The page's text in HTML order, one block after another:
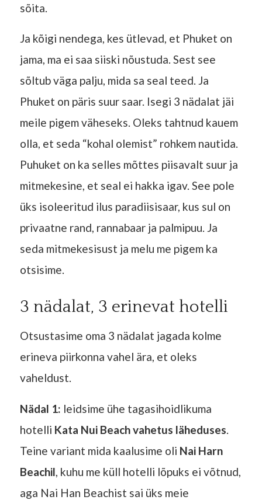
sõita.
Ja kõigi nendega, kes ütlevad, et Phuket on
jama, ma ei saa siiski nõustuda. Sest see
sõltub väga palju, mida sa seal teed. Ja
Phuket on päris suur saar. Isegi 3 nädalat jäi
meile pigem väheseks. Oleks tahtnud kauem
olla, et seda “kohal olemist” rohkem nautida.
Puhuket on ka selles mõttes piisavalt suur ja
mitmekesine, et seal ei hakka igav. See pole
üks isoleeritud ilus paradiisisaar, kus sul on
privaatne rand, rannabaar ja palmipuu. Ja
seda mitmekesisust ja melu me pigem ka
otsisime.
3 nädalat, 3 erinevat hotelli
Otsustasime oma 3 nädalat jagada kolme
erineva piirkonna vahel ära, et oleks
vaheldust.
Nädal 1: leidsime ühe tagasihoidlikuma
hotelli Kata Nui Beach vahetus läheduses
Teine variant mida kaalusime oli Nai Harn
Beachil , kuhu me küll hotelli lõpuks ei võtnud,
aga Nai Han Beachist sai üks meie